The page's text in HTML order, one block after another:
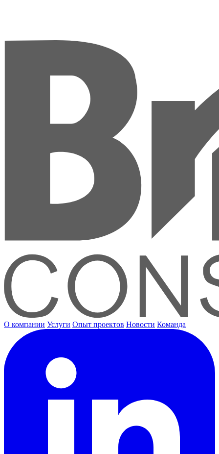
О компании Услуги Опыт проектов Новости Команда